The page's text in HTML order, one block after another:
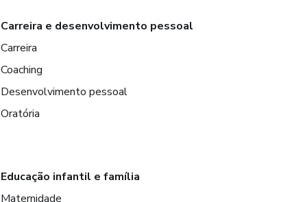
Carreira e desenvolvimento pessoal
Carreira
Coaching
Desenvolvimento pessoal
Oratória
Educação infantil e família
Maternidade